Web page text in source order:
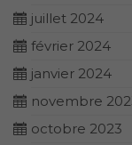
juillet 2024
février 2024
janvier 2024
novembre
octobre 2023